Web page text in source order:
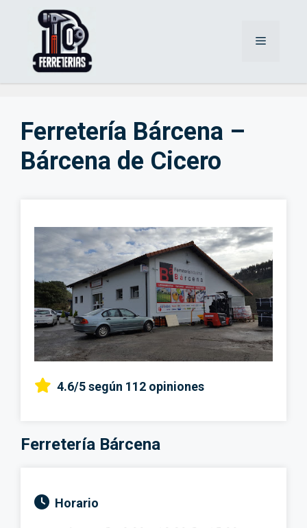
Menú
Ferretería Bárcena –
Bárcena de Cicero
4.6/5según 112 opiniones
Ferretería Bárcena
Horario